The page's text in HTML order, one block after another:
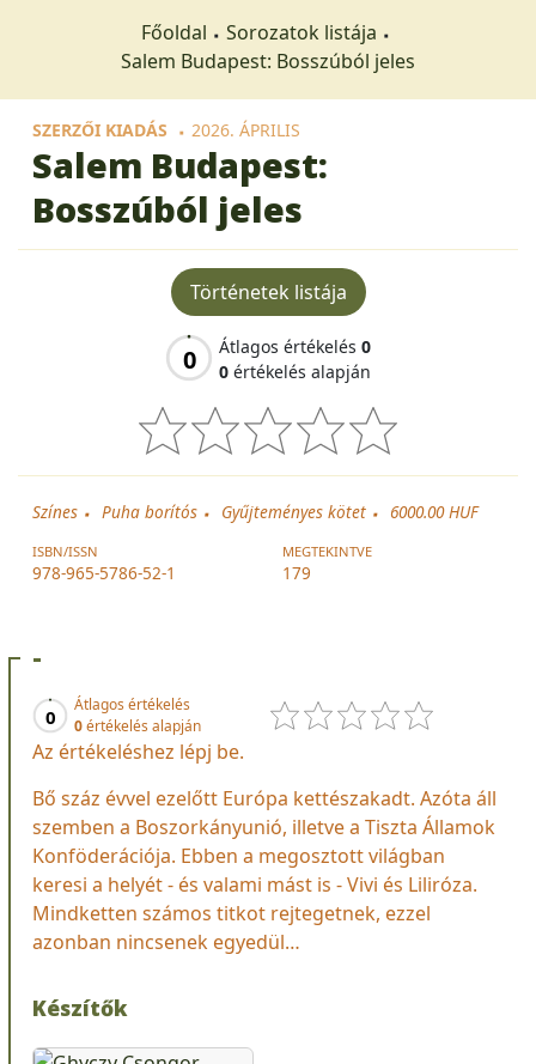
Főoldal
Sorozatok listája
Salem Budapest: Bosszúból jeles
SZERZŐI KIADÁS 2026. ÁPRILIS
Salem Budapest:
Bosszúból jeles
Történetek listája
0 Átlagos értékelés 0
0 értékelés alapján
Színes Puha borítós Gyűjteményes kötet 6000.00 HUF
ISBN/ISSN
978-965-5786-52-1
MEGTEKINTVE
179
-
0
Átlagos értékelés
0értékelés alapján
Az értékeléshez lépj be.
Bő száz évvel ezelőtt Európa kettészakadt. Azóta áll
szemben a Boszorkányunió, illetve a Tiszta Államok
Konföderációja. Ebben a megosztott világban
keresi a helyét - és valami mást is - Vivi és Liliróza.
Mindketten számos titkot rejtegetnek, ezzel
azonban nincsenek egyedül…
Készítők